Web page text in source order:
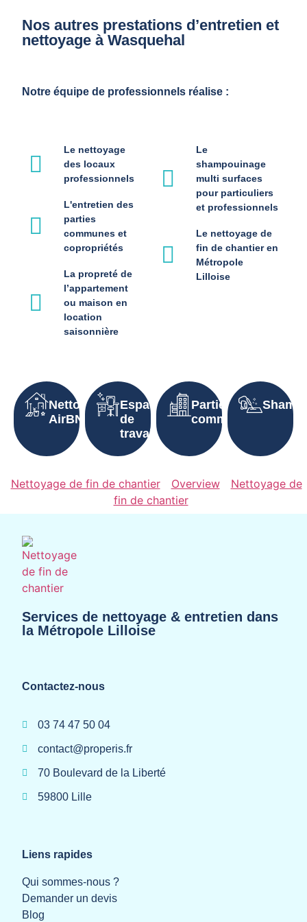
Nos autres prestations d’entretien et
nettoyage à Wasquehal
Notre équipe de professionnels réalise :
Le nettoyage
des locaux
professionnels
L'entretien des
parties
communes et
copropriétés
La propreté de
l’appartement
ou maison en
location
saisonnière
Le
shampouinage
multi surfaces
pour particuliers
et professionnels
Le nettoyage de
fin de chantier en
Métropole
Lilloise
Nettoyage
AirBNB
Espaces
de
travail
Parties
communes
Nettoyage de fin de chantier Overview
Nettoyage de
fin de chantier
Services de nettoyage & entretien dans
la Métropole Lilloise
Contactez-nous
03 74 47 50 04
contact@properis.fr
70 Boulevard de la Liberté
59800 Lille
Liens rapides
Qui sommes-nous ?
Demander un devis
Blog